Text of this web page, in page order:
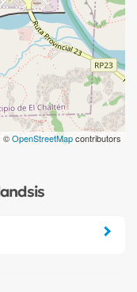
| ©OpenStreetMapcontributors